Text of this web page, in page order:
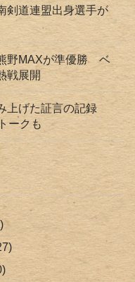
道連盟出身選手が
野MAXが準優勝 ベ
戦展開
上げた証言の記録
ークも